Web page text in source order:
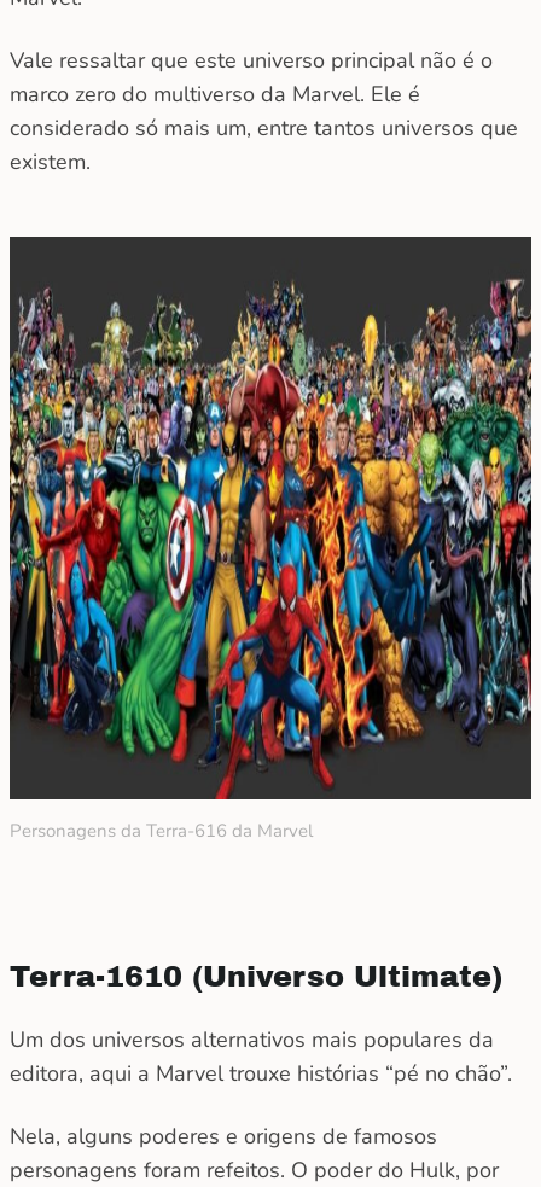
Vale ressaltar que este universo principal não é o
marco zero do multiverso da Marvel. Ele é
considerado só mais um, entre tantos universos que
existem.
Personagens da Terra-616 da Marvel
Terra-1610 (Universo Ultimate)
Um dos universos alternativos mais populares da
editora, aqui a Marvel trouxe histórias “pé no chão”.
Nela, alguns poderes e origens de famosos
personagens foram refeitos. O poder do Hulk, por